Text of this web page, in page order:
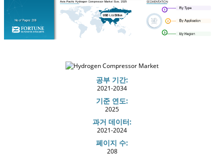
공부 기간:
2021-2034
기준 연도:
2025
과거 데이터:
2021-2024
페이지 수:
208